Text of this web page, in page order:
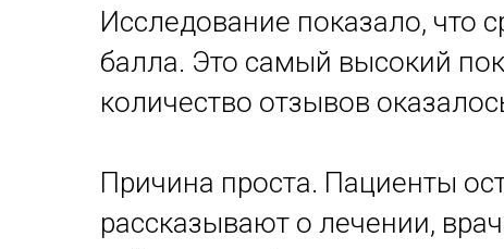
Исследование показало, что
балла. Это самый высокий
количество отзывов
Причина проста. Пациенты
рассказывают о лечении,